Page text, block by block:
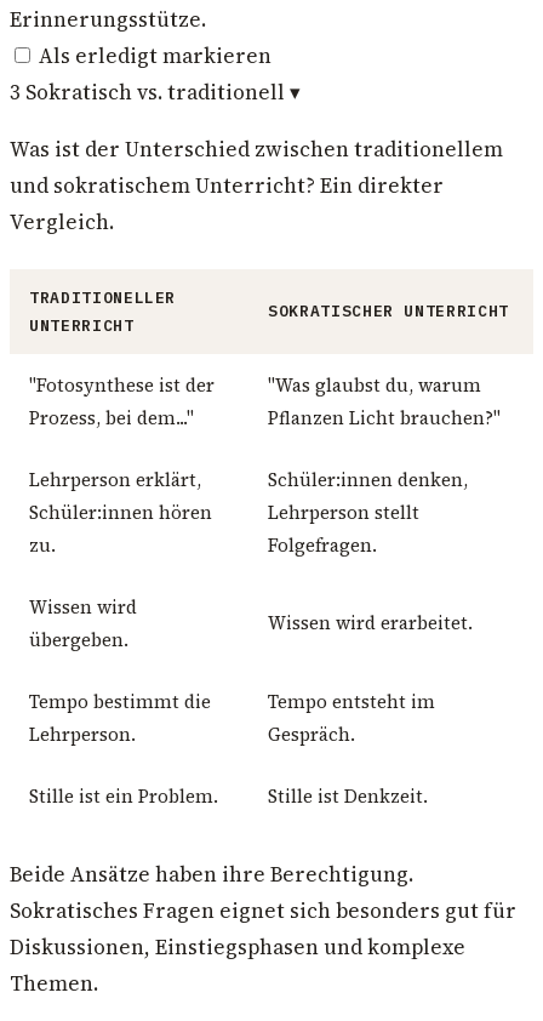
Erinnerungsstütze.
Als erledigt markieren
3 Sokratisch vs. traditionell ▾
Was ist der Unterschied zwischen traditionellem
und sokratischem Unterricht? Ein direkter
Vergleich.
TRADITIONELLER
UNTERRICHT
SOKRATISCHER UNTERRICHT
"Fotosynthese ist der
Prozess, bei dem..."
"Was glaubst du, warum
Pflanzen Licht brauchen?"
Lehrperson erklärt,
Schüler:innen hören
zu.
Schüler:innen denken,
Lehrperson stellt
Folgefragen.
Wissen wird
übergeben.
Wissen wird erarbeitet.
Tempo bestimmt die
Lehrperson.
Tempo entsteht im
Gespräch.
Stille ist ein Problem. Stille ist Denkzeit.
Beide Ansätze haben ihre Berechtigung.
Sokratisches Fragen eignet sich besonders gut für
Diskussionen, Einstiegsphasen und komplexe
Themen.